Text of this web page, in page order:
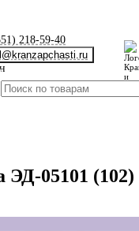
218-59-40
ЭД-05101 (102)